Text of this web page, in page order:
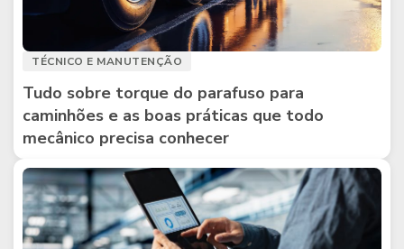
TÉCNICO E MANUTENÇÃO
Tudo sobre torque do parafuso para
caminhões e as boas práticas que todo
mecânico precisa conhecer